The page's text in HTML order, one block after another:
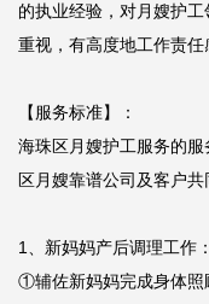
的执业经验，对月嫂护
重视，有高度地工作责任
【服务标准】：
海珠区月嫂护工服务的
区月嫂靠谱公司及客户共
1、新妈妈产后调理工作：
①辅佐新妈妈完成身体照